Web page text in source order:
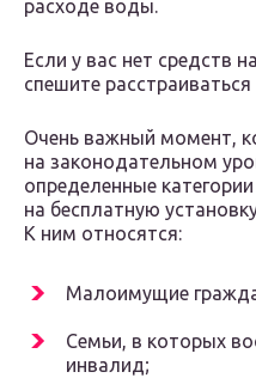
расходе воды.
Если у вас нет средств
спешите расстраиваться
Очень важный момент,
на законодательном
определенные
на бесплатную
К ним относятся:
Малоимущие
Семьи, в которых
инвалид;